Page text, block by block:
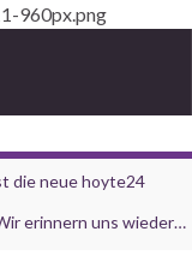
die neue hoyte24
erinnern uns wieder…